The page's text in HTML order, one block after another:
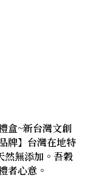
盒~新台灣文創
牌】台灣在地特
然無添加。吾穀
者心意。